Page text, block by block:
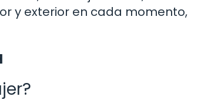
y exterior en cada momento,